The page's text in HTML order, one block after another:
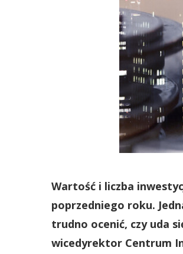
Wartość i liczba
poprzedniego roku.
trudno ocenić, czy uda
wicedyrektor Centrum